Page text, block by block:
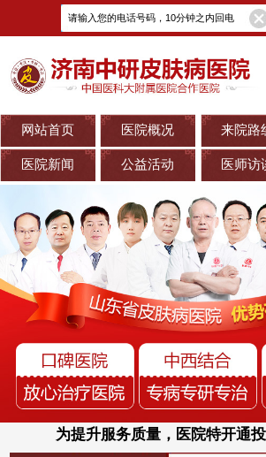
网站首页 医院概况 来院路
医院新闻 公益活动 医师访
为提升服务质量，医院特开通